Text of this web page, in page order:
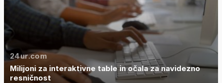
24ur.com
Milijoni za interaktivne table in očala za navidezno
resničnost